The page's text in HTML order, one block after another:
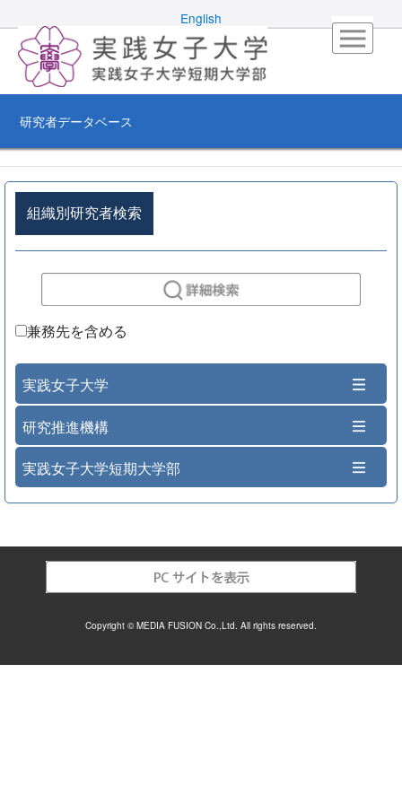
English
研究者データベース
組織別研究者検索
兼務先を含める
実践女子大学
研究推進機構
実践女子大学短期大学部
Copyright © MEDIA FUSION Co.,Ltd. All rights reserved.